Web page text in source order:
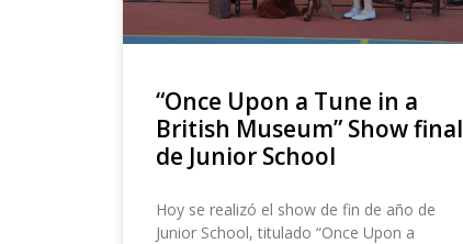
“Once Upon a Tune in a
British Museum” Show final
de Junior School
Hoy se realizó el show de fin de año de
Junior School, titulado “Once Upon a